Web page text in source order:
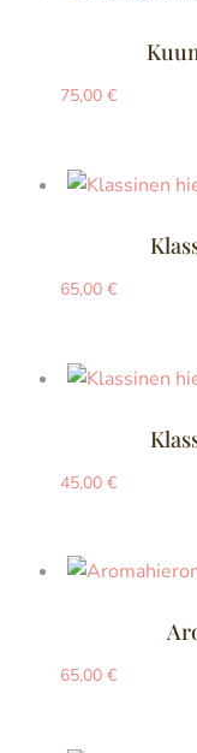
75,00 €
65,00 €
45,00 €
65,00 €